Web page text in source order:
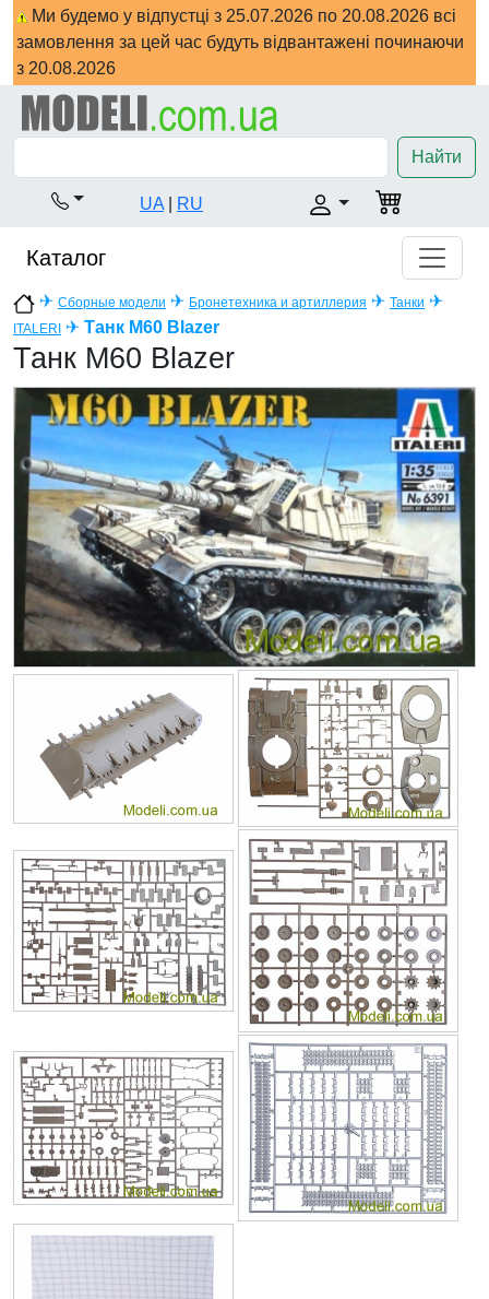
Ми будемо у відпустці з 25.07.2026 по 20.08.2026 всі
замовлення за цей час будуть відвантажені починаючи
з 20.08.2026
Найти
UA RU
Каталог
✈ Сборные модели ✈ Бронетехника и артиллерия ✈ Танки ✈
ITALERI ✈ Танк M60 Blazer
Танк M60 Blazer